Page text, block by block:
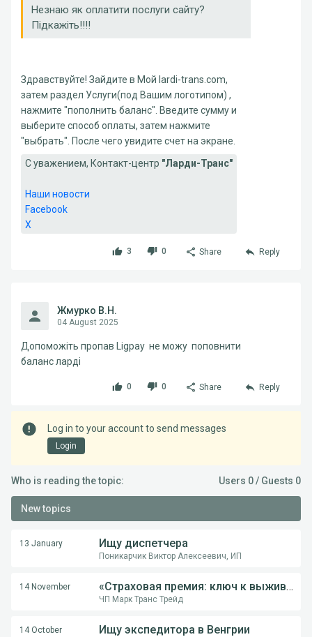
Незнаю як оплатити послуги сайту?
Підкажіть!!!!
Здравствуйте! Зайдите в Мой lardi-trans.com,
затем раздел Услуги(под Вашим логотипом) ,
нажмите "пополнить баланс". Введите сумму и
выберите способ оплаты, затем нажмите
"выбрать". После чего увидите счет на экране.
С уважением, Контакт-центр "Ларди-Транс"
Наши новости
Facebook
X
3 0 Share Reply
Жмурко В.Н.
04 August 2025
Допоможіть пропав Ligpay не можу поповнити
баланс ларді
0 0 Share Reply
Log in to your account to send messages
Login
Who is reading the topic: Users 0 / Guests 0
New topics
13 January Ищу диспетчера
Поникарчик Виктор Алексеевич, ИП
14 November «Страховая премия: ключ к выживанию перевозчика в международной логистике»
ЧП Марк Транс Трейд
14 October Ищу экспедитора в Венгрии